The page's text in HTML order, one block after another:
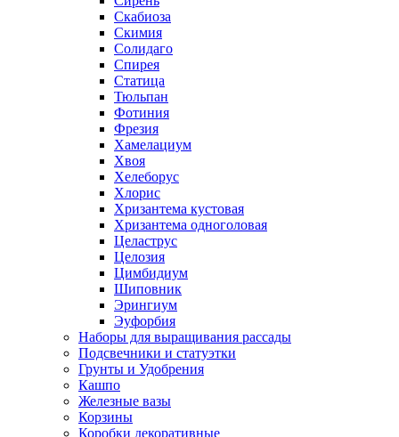
Скабиоза
Скимия
Солидаго
Спирея
Статица
Тюльпан
Фотиния
Фрезия
Хамелациум
Хвоя
Хелеборус
Хлорис
Хризантема кустовая
Хризантема одноголовая
Целаструс
Целозия
Цимбидиум
Шиповник
Эрингиум
Эуфорбия
Наборы для выращивания рассады
Подсвечники и статуэтки
Грунты и Удобрения
Кашпо
Железные вазы
Корзины
Коробки декоративные